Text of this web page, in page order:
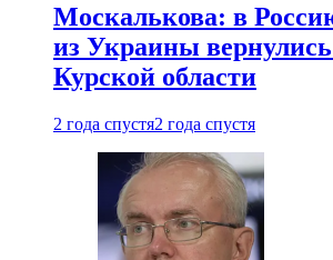
Москалькова: в
из Украины
Курской области
2 года спустя2 года спустя